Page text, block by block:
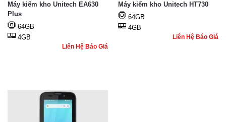
Máy kiểm kho Unitech EA630
Plus
64GB
4GB
Liên Hệ Báo Giá
Máy kiểm kho Unitech HT730
64GB
4GB
Liên Hệ Báo Giá